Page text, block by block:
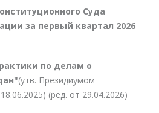
Суда
за первый квартал 2026
по делам о
(утв. Президиумом
(ред. от 29.04.2026)